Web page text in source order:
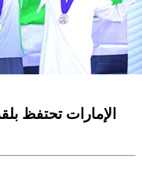
الإمارات تحتفظ